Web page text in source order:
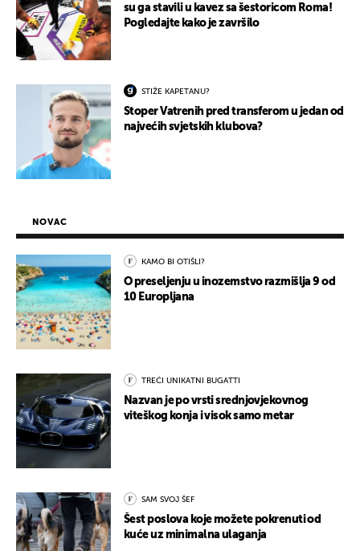
su ga stavili u kavez sa šestoricom Roma!
Pogledajte kako je završilo
STIŽE KAPETANU?
Stoper Vatrenih pred transferom u jedan od
najvećih svjetskih klubova?
NOVAC
KAMO BI OTIŠLI?
O preseljenju u inozemstvo razmišlja 9 od
10 Europljana
TREĆI UNIKATNI BUGATTI
Nazvan je po vrsti srednjovjekovnog
viteškog konja i visok samo metar
SAM SVOJ ŠEF
Šest poslova koje možete pokrenuti od
kuće uz minimalna ulaganja